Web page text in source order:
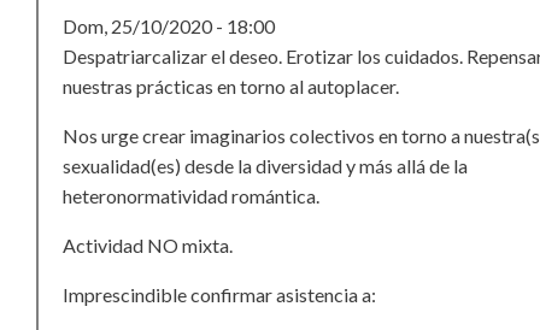
Dom, 25/10/2020 - 18:00
Despatriarcalizar el deseo. Erotizar los cuidados.
nuestras prácticas en torno al autoplacer.
Nos urge crear imaginarios colectivos en torno a
sexualidad(es) desde la diversidad y más allá de la
heteronormatividad romántica.
Actividad NO mixta.
Imprescindible confirmar asistencia a: